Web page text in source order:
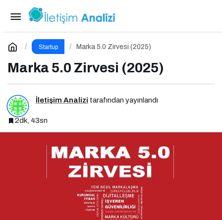
Startup Marka 5.0 Zirvesi (2025)
Marka 5.0 Zirvesi (2025)
İletişim Analizi tarafından yayınlandı
2dk, 43sn
Marka 5.0 Zirvesi (2025)